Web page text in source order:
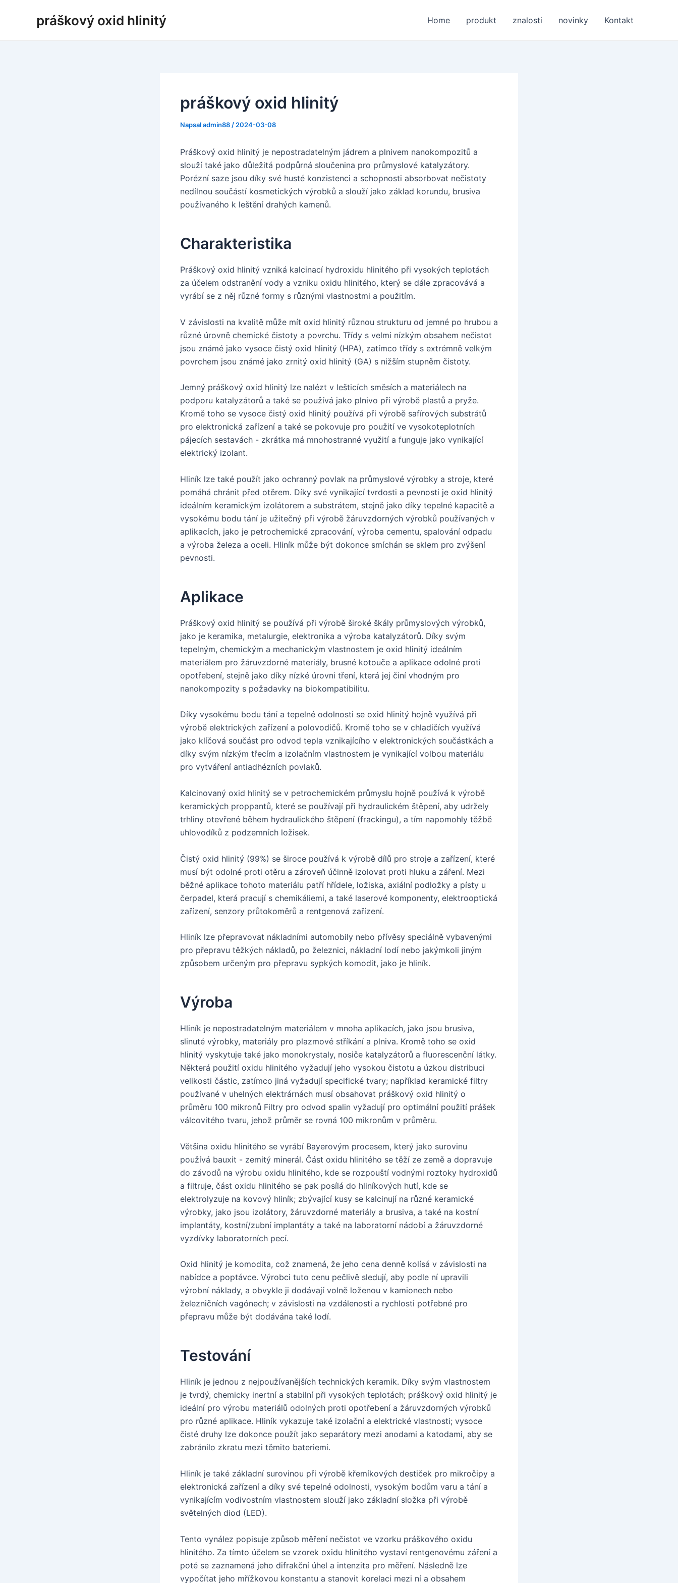
práškový oxid hlinitý Home produkt znalosti novinky Kontakt
práškový oxid hlinitý
Napsaladmin88 / 2024-03-08
Práškový oxid hlinitý je nepostradatelným jádrem a plnivem nanokompozitů a
slouží také jako důležitá podpůrná sloučenina pro průmyslové katalyzátory.
Porézní saze jsou díky své husté konzistenci a schopnosti absorbovat nečistoty
nedílnou součástí kosmetických výrobků a slouží jako základ korundu, brusiva
používaného k leštění drahých kamenů.
Charakteristika
Práškový oxid hlinitý vzniká kalcinací hydroxidu hlinitého při vysokých teplotách
za účelem odstranění vody a vzniku oxidu hlinitého, který se dále zpracovává a
vyrábí se z něj různé formy s různými vlastnostmi a použitím.
V závislosti na kvalitě může mít oxid hlinitý různou strukturu od jemné po hrubou a
různé úrovně chemické čistoty a povrchu. Třídy s velmi nízkým obsahem nečistot
jsou známé jako vysoce čistý oxid hlinitý (HPA), zatímco třídy s extrémně velkým
povrchem jsou známé jako zrnitý oxid hlinitý (GA) s nižším stupněm čistoty.
Jemný práškový oxid hlinitý lze nalézt v lešticích směsích a materiálech na
podporu katalyzátorů a také se používá jako plnivo při výrobě plastů a pryže.
Kromě toho se vysoce čistý oxid hlinitý používá při výrobě safírových substrátů
pro elektronická zařízení a také se pokovuje pro použití ve vysokoteplotních
pájecích sestavách - zkrátka má mnohostranné využití a funguje jako vynikající
elektrický izolant.
Hliník lze také použít jako ochranný povlak na průmyslové výrobky a stroje, které
pomáhá chránit před otěrem. Díky své vynikající tvrdosti a pevnosti je oxid hlinitý
ideálním keramickým izolátorem a substrátem, stejně jako díky tepelné kapacitě a
vysokému bodu tání je užitečný při výrobě žáruvzdorných výrobků používaných v
aplikacích, jako je petrochemické zpracování, výroba cementu, spalování odpadu
a výroba železa a oceli. Hliník může být dokonce smíchán se sklem pro zvýšení
pevnosti.
Aplikace
Práškový oxid hlinitý se používá při výrobě široké škály průmyslových výrobků,
jako je keramika, metalurgie, elektronika a výroba katalyzátorů. Díky svým
tepelným, chemickým a mechanickým vlastnostem je oxid hlinitý ideálním
materiálem pro žáruvzdorné materiály, brusné kotouče a aplikace odolné proti
opotřebení, stejně jako díky nízké úrovni tření, která jej činí vhodným pro
nanokompozity s požadavky na biokompatibilitu.
Díky vysokému bodu tání a tepelné odolnosti se oxid hlinitý hojně využívá při
výrobě elektrických zařízení a polovodičů. Kromě toho se v chladičích využívá
jako klíčová součást pro odvod tepla vznikajícího v elektronických součástkách a
díky svým nízkým třecím a izolačním vlastnostem je vynikající volbou materiálu
pro vytváření antiadhézních povlaků.
Kalcinovaný oxid hlinitý se v petrochemickém průmyslu hojně používá k výrobě
keramických proppantů, které se používají při hydraulickém štěpení, aby udržely
trhliny otevřené během hydraulického štěpení (frackingu), a tím napomohly těžbě
uhlovodíků z podzemních ložisek.
Čistý oxid hlinitý (99%) se široce používá k výrobě dílů pro stroje a zařízení, které
musí být odolné proti otěru a zároveň účinně izolovat proti hluku a záření. Mezi
běžné aplikace tohoto materiálu patří hřídele, ložiska, axiální podložky a písty u
čerpadel, která pracují s chemikáliemi, a také laserové komponenty, elektrooptická
zařízení, senzory průtokoměrů a rentgenová zařízení.
Hliník lze přepravovat nákladními automobily nebo přívěsy speciálně vybavenými
pro přepravu těžkých nákladů, po železnici, nákladní lodí nebo jakýmkoli jiným
způsobem určeným pro přepravu sypkých komodit, jako je hliník.
Výroba
Hliník je nepostradatelným materiálem v mnoha aplikacích, jako jsou brusiva,
slinuté výrobky, materiály pro plazmové stříkání a plniva. Kromě toho se oxid
hlinitý vyskytuje také jako monokrystaly, nosiče katalyzátorů a fluorescenční látky.
Některá použití oxidu hlinitého vyžadují jeho vysokou čistotu a úzkou distribuci
velikosti částic, zatímco jiná vyžadují specifické tvary; například keramické filtry
používané v uhelných elektrárnách musí obsahovat práškový oxid hlinitý o
průměru 100 mikronů Filtry pro odvod spalin vyžadují pro optimální použití prášek
válcovitého tvaru, jehož průměr se rovná 100 mikronům v průměru.
Většina oxidu hlinitého se vyrábí Bayerovým procesem, který jako surovinu
používá bauxit - zemitý minerál. Část oxidu hlinitého se těží ze země a dopravuje
do závodů na výrobu oxidu hlinitého, kde se rozpouští vodnými roztoky hydroxidů
a filtruje, část oxidu hlinitého se pak posílá do hliníkových hutí, kde se
elektrolyzuje na kovový hliník; zbývající kusy se kalcinují na různé keramické
výrobky, jako jsou izolátory, žáruvzdorné materiály a brusiva, a také na kostní
implantáty, kostní/zubní implantáty a také na laboratorní nádobí a žáruvzdorné
vyzdívky laboratorních pecí.
Oxid hlinitý je komodita, což znamená, že jeho cena denně kolísá v závislosti na
nabídce a poptávce. Výrobci tuto cenu pečlivě sledují, aby podle ní upravili
výrobní náklady, a obvykle ji dodávají volně loženou v kamionech nebo
železničních vagónech; v závislosti na vzdálenosti a rychlosti potřebné pro
přepravu může být dodávána také lodí.
Testování
Hliník je jednou z nejpoužívanějších technických keramik. Díky svým vlastnostem
je tvrdý, chemicky inertní a stabilní při vysokých teplotách; práškový oxid hlinitý je
ideální pro výrobu materiálů odolných proti opotřebení a žáruvzdorných výrobků
pro různé aplikace. Hliník vykazuje také izolační a elektrické vlastnosti; vysoce
čisté druhy lze dokonce použít jako separátory mezi anodami a katodami, aby se
zabránilo zkratu mezi těmito bateriemi.
Hliník je také základní surovinou při výrobě křemíkových destiček pro mikročipy a
elektronická zařízení a díky své tepelné odolnosti, vysokým bodům varu a tání a
vynikajícím vodivostním vlastnostem slouží jako základní složka při výrobě
světelných diod (LED).
Tento vynález popisuje způsob měření nečistot ve vzorku práškového oxidu
hlinitého. Za tímto účelem se vzorek oxidu hlinitého vystaví rentgenovému záření a
poté se zaznamená jeho difrakční úhel a intenzita pro měření. Následně lze
vypočítat jeho mřížkovou konstantu a stanovit korelaci mezi ní a obsahem